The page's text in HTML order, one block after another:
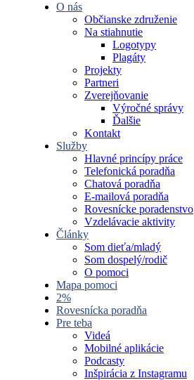
O nás
Občianske združenie
Na stiahnutie
Logotypy
Plagáty
Projekty
Partneri
Zverejňovanie
Výročné správy
Ďalšie
Kontakt
Služby
Hlavné princípy práce
Telefonická poradňa
Chatová poradňa
E-mailová poradňa
Rovesnícke poradenstvo
Vzdelávacie aktivity
Články
Som dieťa/mladý
Som dospelý/rodič
O pomoci
Mapa pomoci
2%
Rovesnícka poradňa
Pre teba
Videá
Mobilné aplikácie
Podcasty
Inšpirácia z Instagramu